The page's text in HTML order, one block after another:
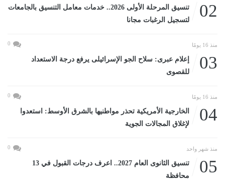
02
تنسيق المرحلة الأولى 2026.. خدمات معامل التنسيق بالجامعات
لتسجيل الرغبات مجانا
منذ 16 يومًا 0
03
إعلام عبرى: سلاح الجو الإسرائيلى يرفع درجة الاستعداد
للقصوى
منذ 16 يومًا 0
04
الخارجية الأمريكية تحذر مواطنيها بالشرق الأوسط: استعدوا
لإغلاق المجالات الجوية
منذ شهر واحد 0
05
تنسيق الثانوى العام 2027.. اعرف درجات القبول في 13
محافظة